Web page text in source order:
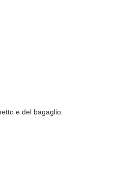
e del bagaglio.